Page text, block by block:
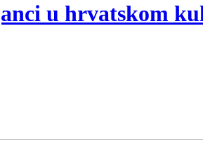
u hrvatskom